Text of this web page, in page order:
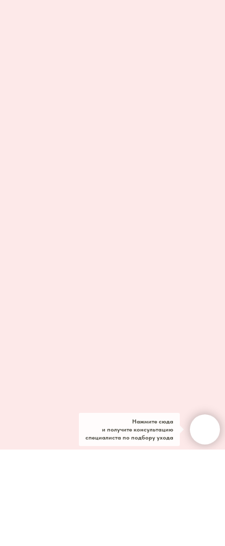
Нажмите сюда
и получите консультацию
специалиста по подбору ухода